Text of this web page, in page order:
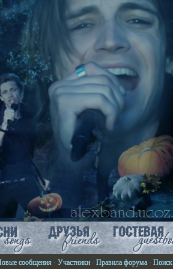
сообщения · Участники · Правила форума · Поиск